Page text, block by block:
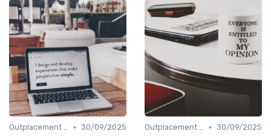
Outplacement et Conseil RH • 30/09/2025
Outplacement et Conseil RH • 30/09/2025